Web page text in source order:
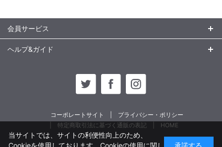
会員サービス
ヘルプ&ガイド
コーポレートサイト
プライバシー・ポリシー
特定商取引法に基づく通販の表記
HOME
当サイトでは、サイトの利便性向上のため、